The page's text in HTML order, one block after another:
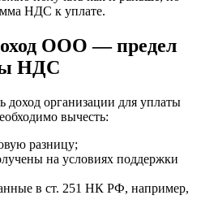
НДС к уплате.
ООО — предел
НДС
доход организации для уплаты
вычесть:
разницу;
на условиях поддержки
в ст. 251 НК РФ, например,